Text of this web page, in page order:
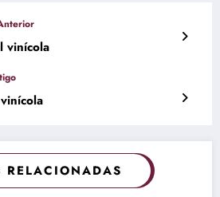
vinícola
RELACIONADAS